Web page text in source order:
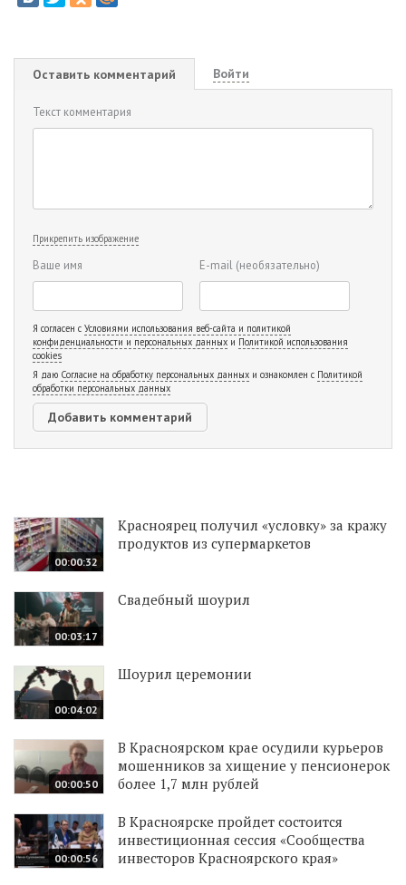
Оставить комментарий Войти
Текст комментария
Прикрепить изображение
Ваше имя E-mail (необязательно)
Я согласен с Условиями использования веб-сайта и политикой
конфиденциальности и персональных данных и Политикой использования
cookies
Я даю Согласие на обработку персональных данных и ознакомлен с Политикой
обработки персональных данных
00:00:32
Красноярец получил «условку» за кражу
продуктов из супермаркетов
00:03:17
Свадебный шоурил
00:04:02
Шоурил церемонии
00:00:50
В Красноярском крае осудили курьеров
мошенников за хищение у пенсионерок
более 1,7 млн рублей
00:00:56
В Красноярске пройдет состоится
инвестиционная сессия «Сообщества
инвесторов Красноярского края»